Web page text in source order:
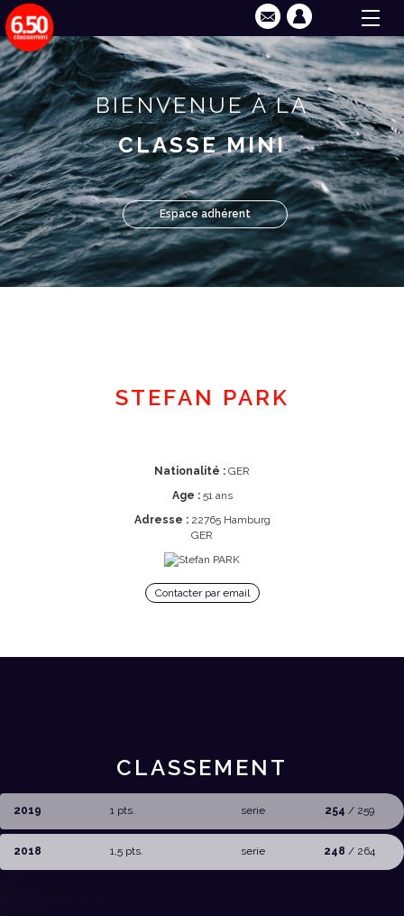
BIENVENUE À LA
CLASSE MINI
Espace adhérent
STEFAN PARK
Nationalité : GER
Age :51 ans
Adresse :22765 Hamburg
GER
Contacter par email
CLASSEMENT
2019 1 pts. serie 254 / 259
2018 1,5 pts. serie 248 / 264